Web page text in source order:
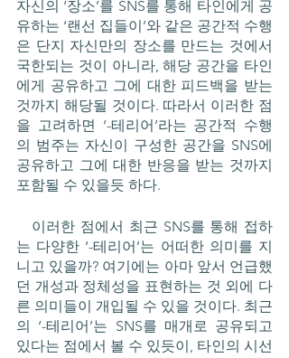
자신의 ‘장소’를 SNS를 통해 타인에게 공
유하는 ‘랜선 집들이’와 같은 공간적 수행
은 단지 자신만의 장소를 만드는 것에서
국한되는 것이 아니라, 해당 공간을 타인
에게 공유하고 그에 대한 피드백을 받는
것까지 해당될 것이다. 따라서 이러한 점
을 고려하면 ‘-테리어’라는 공간적 수행
의 범주는 자신이 구성한 공간을 SNS에
공유하고 그에 대한 반응을 받는 것까지
포함될 수 있을듯 하다.
는 다양한 ‘-테리어’는 어떠한 의미를 지
니고 있을까? 여기에는 아마 앞서 언급했
던 개성과 정체성을 표현하는 것 외에 다
른 의미들이 개입될 수 있을 것이다. 최근
의 ‘-테리어’는 SNS를 매개로 공유되고
있다는 점에서 볼 수 있듯이, 타인의 시선